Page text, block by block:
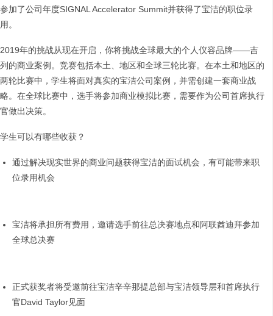
参加了公司年度SIGNAL Accelerator Summit并获得了宝洁的职位录
用。
2019年的挑战从现在开启，你将挑战全球最大的个人仪容品牌——吉
列的商业案例。竞赛包括本土、地区和全球三轮比赛。在本土和地区的
两轮比赛中，学生将面对真实的宝洁公司案例，并需创建一套商业战
略。在全球比赛中，选手将参加商业模拟比赛，需要作为公司首席执行
官做出决策。
学生可以有哪些收获？
通过解决现实世界的商业问题获得宝洁的面试机会，有可能带来职
位录用机会
宝洁将承担所有费用，邀请选手前往总决赛地点和阿联酋迪拜参加
全球总决赛
正式获奖者将受邀前往宝洁辛辛那提总部与宝洁领导层和首席执行
官David Taylor见面